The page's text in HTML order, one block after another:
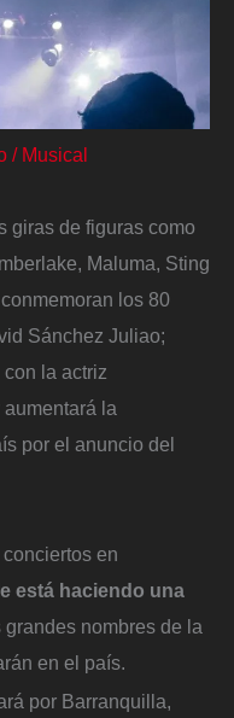
/ Musical
giras de figuras como
Maluma, Sting
los 80
Sánchez Juliao;
la actriz
la
por el anuncio del
en
le está haciendo una
nombres de la
en el país.
por Barranquilla,